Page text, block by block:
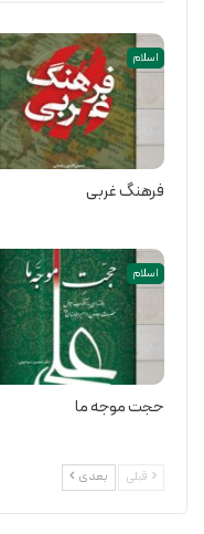
اسلام
فرهنگ غربی
اسلام
حجت موجه ما
قبلی بعدی